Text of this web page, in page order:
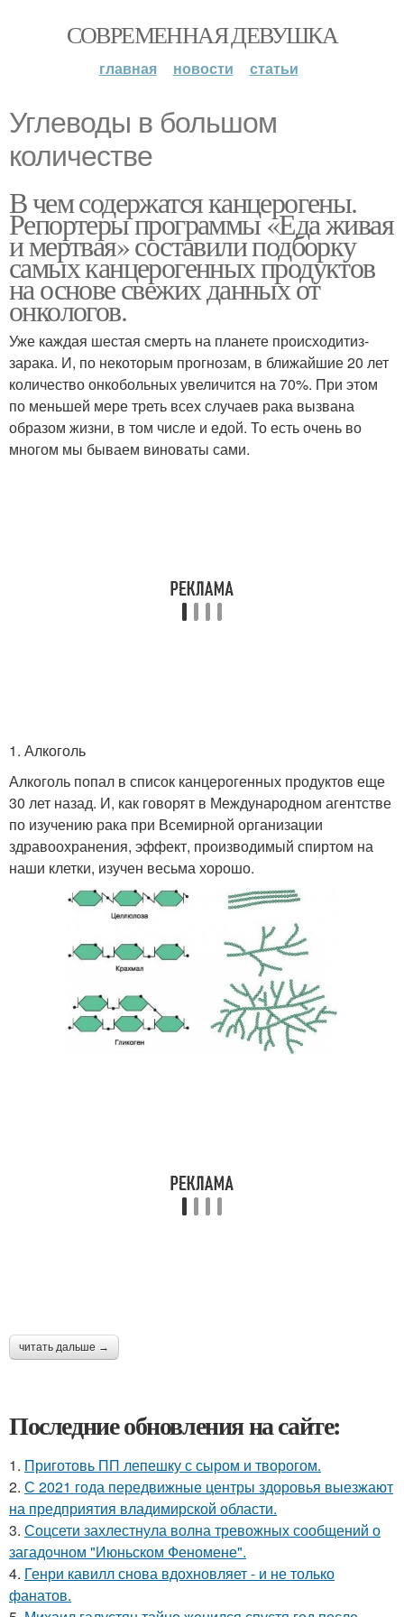
СОВРЕМЕННАЯ ДЕВУШКА
главная новости статьи
Углеводы в большом
количестве
В чем содержатся канцерогены.
Репортеры программы «Еда живая
и мертвая» составили подборку
самых канцерогенных продуктов
на основе свежих данных от
онкологов.
Уже каждая шестая смерть на планете происходитиз-
зарака. И, по некоторым прогнозам, в ближайшие 20 лет
количество онкобольных увеличится на 70%. При этом
по меньшей мере треть всех случаев рака вызвана
образом жизни, в том числе и едой. То есть очень во
многом мы бываем виноваты сами.
1. Алкоголь
Алкоголь попал в список канцерогенных продуктов еще
30 лет назад. И, как говорят в Международном агентстве
по изучению рака при Всемирной организации
здравоохранения, эффект, производимый спиртом на
наши клетки, изучен весьма хорошо.
читать дальше →
Последние обновления на сайте:
1. Приготовь ПП лепешку с сыром и творогом.
2. С 2021 года передвижные центры здоровья выезжают
на предприятия владимирской области.
3. Соцсети захлестнула волна тревожных сообщений о
загадочном "Июньском Феномене".
4. Генри кавилл снова вдохновляет - и не только
фанатов.